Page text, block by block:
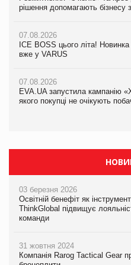
рішення допомагають бізнесу
07.08.2026
ICE BOSS цього літа!
вже у VARUS
07.08.2026
EVA.UA запустила кампанію
якого покупці не очікують
EVA.UA запустила кампанію
06.08.2026
Смачна новинка для
05.08.2026
Мережа супермаркетів VARUS
Продажі Hugo Boss впали на
03 березня 2026
Освітній бенефіт як
ThinkGlobal підвищує
команди
31 жовтня 2024
Компанія Rarog Tactical Gear